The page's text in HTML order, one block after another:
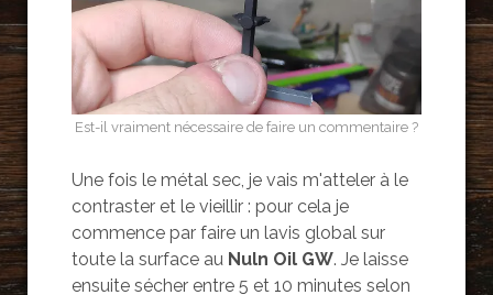
Est-il vraiment nécessaire de faire un commentaire ?
Une fois le métal sec, je vais m'atteler à le
contraster et le vieillir : pour cela je
commence par faire un lavis global sur
toute la surface au Nuln Oil GW. Je laisse
ensuite sécher entre 5 et 10 minutes selon